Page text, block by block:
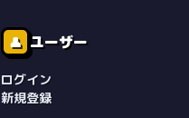
👤 ユーザー
ログイン
新規登録